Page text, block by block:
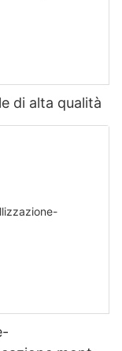
di alta qualità